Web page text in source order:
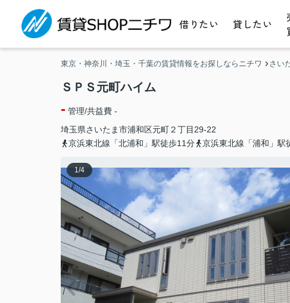
借りたい 貸したい
東京・神奈川・埼玉・千葉の賃貸情報をお探しならニチワ さい
ＳＰＳ元町ハイム
- 管理/共益費 -
埼玉県さいたま市浦和区元町２丁目29-22
京浜東北線「北浦和」駅徒歩11分
京浜東北線「浦和」駅
1/4